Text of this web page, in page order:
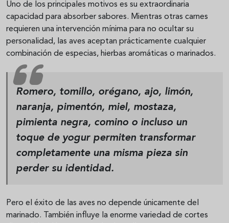
Uno de los principales motivos es su extraordinaria
capacidad para absorber sabores. Mientras otras carnes
requieren una intervención mínima para no ocultar su
personalidad, las aves aceptan prácticamente cualquier
combinación de especias, hierbas aromáticas o marinados.
Romero, tomillo, orégano, ajo, limón,
naranja, pimentón, miel, mostaza,
pimienta negra, comino o incluso un
toque de yogur permiten transformar
completamente una misma pieza sin
perder su identidad.
Pero el éxito de las aves no depende únicamente del
marinado. También influye la enorme variedad de cortes